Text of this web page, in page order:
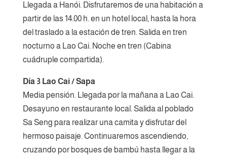
Llegada a Hanói. Disfrutaremos de una habitación a
partir de las 14.00 h. en un hotel local, hasta la hora
del traslado a la estación de tren. Salida en tren
nocturno a Lao Cai. Noche en tren (Cabina
cuádruple compartida).
Día 3 Lao Cai / Sapa
Media pensión. Llegada por la mañana a Lao Cai.
Desayuno en restaurante local. Salida al poblado
Sa Seng para realizar una camita y disfrutar del
hermoso paisaje. Continuaremos ascendiendo,
cruzando por bosques de bambú hasta llegar a la